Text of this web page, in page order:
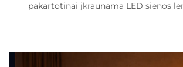
pakartotinai įkraunama LED sienos